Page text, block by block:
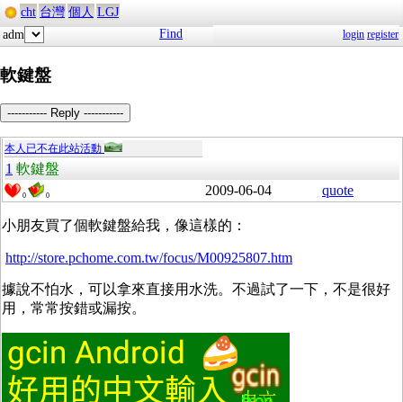
cht 台灣 個人 LGJ
adm
Find login register
軟鍵盤
----------- Reply -----------
本人已不在此站活動
1 軟鍵盤
0 0 2009-06-04 quote
小朋友買了個軟鍵盤給我，像這樣的：
http://store.pchome.com.tw/focus/M00925807.htm
據說不怕水，可以拿來直接用水洗。不過試了一下，不是很好
用，常常按錯或漏按。